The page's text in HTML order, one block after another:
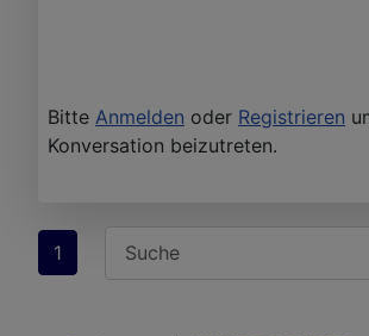
Bitte Anmelden oder Registrieren
Konversation beizutreten.
1